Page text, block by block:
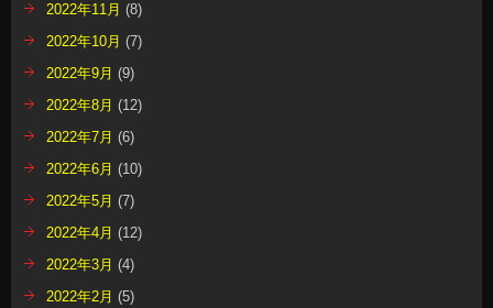
2022年11月 (8)
2022年10月 (7)
2022年9月 (9)
2022年8月 (12)
2022年7月 (6)
2022年6月 (10)
2022年5月 (7)
2022年4月 (12)
2022年3月 (4)
2022年2月 (5)